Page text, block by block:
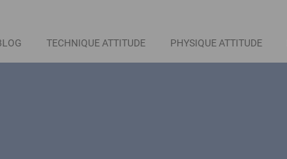
TECHNIQUE ATTITUDE PHYSIQUE ATTITUDE